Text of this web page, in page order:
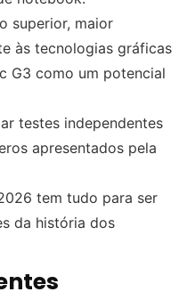
superior, maior
às tecnologias gráficas
G3 como um potencial
testes independentes
apresentados pela
tem tudo para ser
da história dos